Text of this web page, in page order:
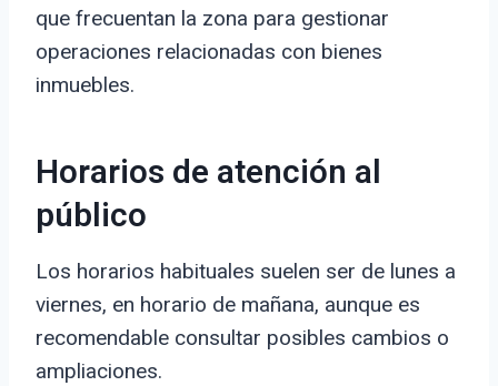
que frecuentan la zona para gestionar
operaciones relacionadas con bienes
inmuebles.
Horarios de atención al
público
Los horarios habituales suelen ser de lunes a
viernes, en horario de mañana, aunque es
recomendable consultar posibles cambios o
ampliaciones.